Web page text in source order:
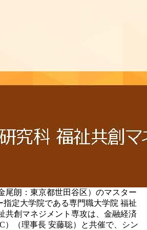
尾朗：東京都世田谷区）のマスター
指定大学院である専門職大学院 福祉
共創マネジメント専攻は、金融経済
）（理事長 安藤聡）と共催で、シン